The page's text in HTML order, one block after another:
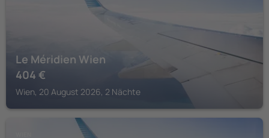
Le Méridien Wien
404 €
Wien, 20 August 2026, 2 Nächte